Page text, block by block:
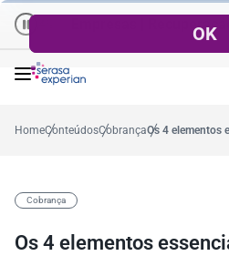
Empresas | Recuperação de
no ano
HomeConteúdosCobrançaOs 4 elementos
Cobrança
Os 4 elementos